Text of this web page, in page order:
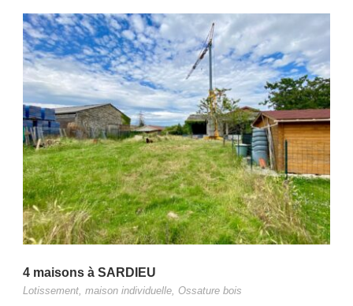
4 maisons à SARDIEU
Lotissement maison individuelle Ossature bois